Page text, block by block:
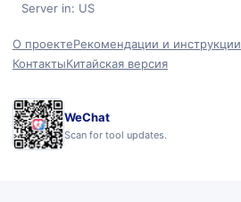
Server in: US
О проектеРекомендации и инструкции
КонтактыКитайская версия
WeChat
Scan for tool updates.